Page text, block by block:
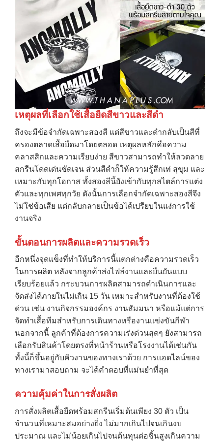
เหตุผลที่เลือกใช้เสื้อยืดสีขาวและสีดำ
ถึงจะมีข้อจำกัดเฉพาะสองสี แต่สีขาวและดำกลับเป็นสีที่
ครองตลาดเสื้อยืดมาโดยตลอด เหตุผลหลักคือความ
คลาสสิกและความเรียบง่าย สีขาวสามารถทำให้ลวดลาย
สกรีนโดดเด่นชัดเจน ส่วนสีดำก็ให้ความรู้สึกเท่ สุขุม และ
เหมาะกับทุกโอกาส ทั้งสองสีนี้ยังเข้ากับทุกสไตล์การแต่ง
ตัวและทุกเพศทุกวัย ดังนั้นการเลือกจำกัดเฉพาะสองสีจึง
ไม่ใช่ข้อเสีย แต่กลับกลายเป็นข้อได้เปรียบในแง่การใช้
งานจริง
ขั้นตอนการผลิตและความรวดเร็ว
อีกหนึ่งจุดแข็งที่ทำให้บริการนี้แตกต่างคือความรวดเร็ว
ในการผลิต หลังจากลูกค้าส่งไฟล์งานและยืนยันแบบ
เรียบร้อยแล้ว กระบวนการผลิตสามารถดำเนินการและ
จัดส่งได้ภายในไม่เกิน 15 วัน เหมาะสำหรับงานที่ต้องใช้
ด่วน เช่น งานกิจกรรมองค์กร งานสัมมนา หรือแม้แต่การ
จัดทำเสื้อทีมสำหรับการเดินทางหรืองานแข่งขันกีฬา
นอกจากนี้ ลูกค้าที่ต้องการความเร่งด่วนสุดๆ ยังสามารถ
เลือกรับสินค้าโดยตรงที่หน้าร้านหรือโรงงานได้เช่นกัน
ทั้งนี้ก็ขึ้นอยู่กับคิวงานของทางเราด้วย การแอดไลน์ของ
ทางเรามาสอบถาม จะได้คำตอบที่แม่นยำที่สุด
ความคุ้มค่าในการสั่งผลิต
การสั่งผลิตเสื้อยืดพร้อมสกรีนเริ่มต้นเพียง 30 ตัว เป็น
จำนวนที่เหมาะสมอย่างยิ่ง ไม่มากเกินไปจนเกินงบ
ประมาณ และไม่น้อยเกินไปจนต้นทุนต่อชิ้นสูงเกินความ